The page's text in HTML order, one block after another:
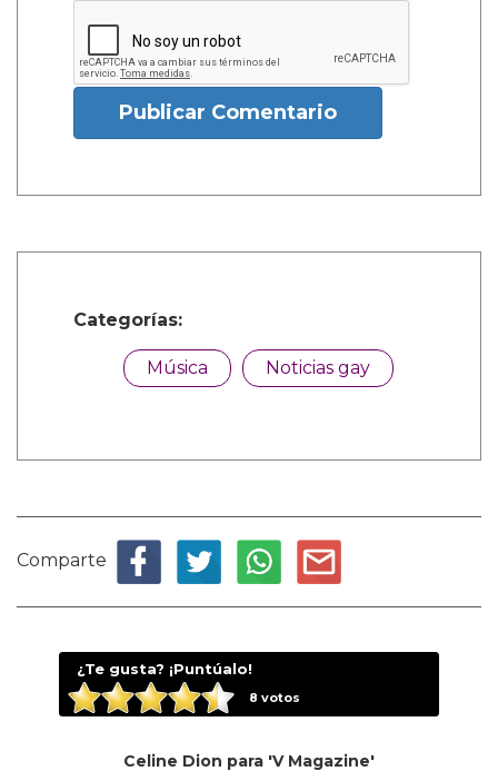
Publicar Comentario
Categorías:
Música Noticias gay
Comparte
¿Te gusta? ¡Puntúalo!
8 votos
Celine Dion para 'V Magazine'